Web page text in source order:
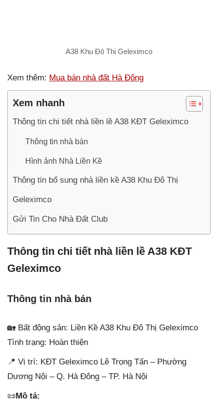
A38 Khu Đô Thị Geleximco
Xem thêm: Mua bán nhà đất Hà Đông
Xem nhanh
Thông tin chi tiết nhà liền lề A38 KĐT Geleximco
Thông tin nhà bán
Hình ảnh Nhà Liền Kề
Thông tin bổ sung nhà liền kề A38 Khu Đô Thị
Geleximco
Gửi Tin Cho Nhà Đất Club
Thông tin chi tiết nhà liền lề A38 KĐT
Geleximco
Thông tin nhà bán
🏡 Bất động sản: Liền Kề A38 Khu Đô Thị Geleximco
Tình trạng: Hoàn thiện
📍 Vị trí: KĐT Geleximco Lê Trọng Tấn – Phường
Dương Nội – Q. Hà Đông – TP. Hà Nội
📜Mô tả: